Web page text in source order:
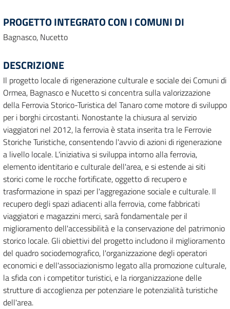
PROGETTO INTEGRATO CON I COMUNI DI
Bagnasco, Nucetto
DESCRIZIONE
Il progetto locale di rigenerazione culturale e sociale dei Comuni di
Ormea, Bagnasco e Nucetto si concentra sulla valorizzazione
della Ferrovia Storico-Turistica del Tanaro come motore di sviluppo
per i borghi circostanti. Nonostante la chiusura al servizio
viaggiatori nel 2012, la ferrovia è stata inserita tra le Ferrovie
Storiche Turistiche, consentendo l'avvio di azioni di rigenerazione
a livello locale. L'iniziativa si sviluppa intorno alla ferrovia,
elemento identitario e culturale dell'area, e si estende ai siti
storici come le rocche fortificate, oggetto di recupero e
trasformazione in spazi per l'aggregazione sociale e culturale. Il
recupero degli spazi adiacenti alla ferrovia, come fabbricati
viaggiatori e magazzini merci, sarà fondamentale per il
miglioramento dell'accessibilità e la conservazione del patrimonio
storico locale. Gli obiettivi del progetto includono il miglioramento
del quadro sociodemografico, l'organizzazione degli operatori
economici e dell'associazionismo legato alla promozione culturale,
la sfida con i competitor turistici, e la riorganizzazione delle
strutture di accoglienza per potenziare le potenzialità turistiche
dell'area.